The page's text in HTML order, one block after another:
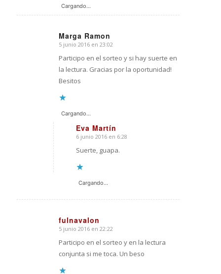
Cargando...
Marga Ramon
Dice:
5 junio 2016 en 23:02
Participo en el sorteo y si hay suerte en
la lectura. Gracias por la oportunidad!
Besitos
Cargando...
Eva Martín
Dice:
6 junio 2016 en 6:28
Suerte, guapa.
Cargando...
fulnavalon
Dice:
5 junio 2016 en 22:22
Participo en el sorteo y en la lectura
conjunta si me toca. Un beso